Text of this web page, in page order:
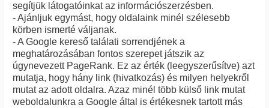
segítjük látogatóinkat az információszerzésben.
- Ajánljuk egymást, hogy oldalaink minél szélesebb
körben ismerté váljanak.
- A Google kereső találati sorrendjének a
meghatározásában fontos szerepet játszik az
úgynevezett PageRank. Ez az érték (leegyszerűsítve) azt
mutatja, hogy hány link (hivatkozás) és milyen helyekről
mutat az adott oldalra. Azaz minél több külső link mutat
weboldalunkra a Google által is értékesnek tartott más